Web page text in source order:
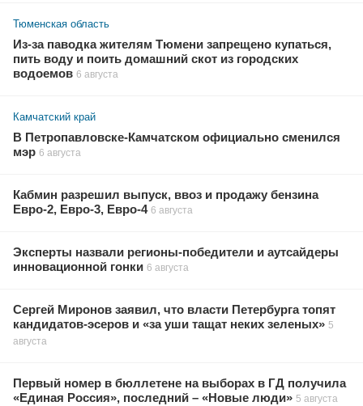
Тюменская область
Из-за паводка жителям Тюмени запрещено купаться,
пить воду и поить домашний скот из городских
водоемов 6 августа
Камчатский край
В Петропавловске-Камчатском официально сменился
мэр 6 августа
Кабмин разрешил выпуск, ввоз и продажу бензина
Евро-2, Евро-3, Евро-4 6 августа
Эксперты назвали регионы-победители и аутсайдеры
инновационной гонки 6 августа
Сергей Миронов заявил, что власти Петербурга топят
кандидатов-эсеров и «за уши тащат неких зеленых» 5
августа
Первый номер в бюллетене на выборах в ГД получила
«Единая Россия», последний – «Новые люди» 5 августа